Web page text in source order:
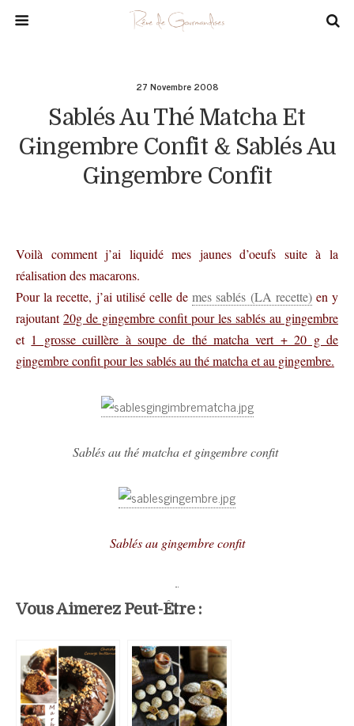
27 Novembre 2008
Sablés Au Thé Matcha Et
Gingembre Confit & Sablés Au
Gingembre Confit
Voilà comment j’ai liquidé mes jaunes d’oeufs suite à la
réalisation des macarons.
Pour la recette, j’ai utilisé celle demes sablés (LA recette)en y
rajoutant20g de gingembre confit pour les sablés au gingembre
et 1 grosse cuillère à soupe de thé matcha vert + 20 g de
gingembre confit pour les sablés au thé matcha et au gingembre.
Sablés au thé matcha et gingembre confit
Sablés au gingembre confit
Vous Aimerez Peut-Être :